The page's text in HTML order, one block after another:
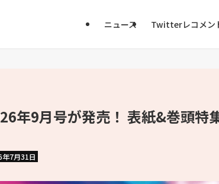
ニュース Twitterレコメン
年9月号が発売！ 表紙&巻頭特
年7月31日